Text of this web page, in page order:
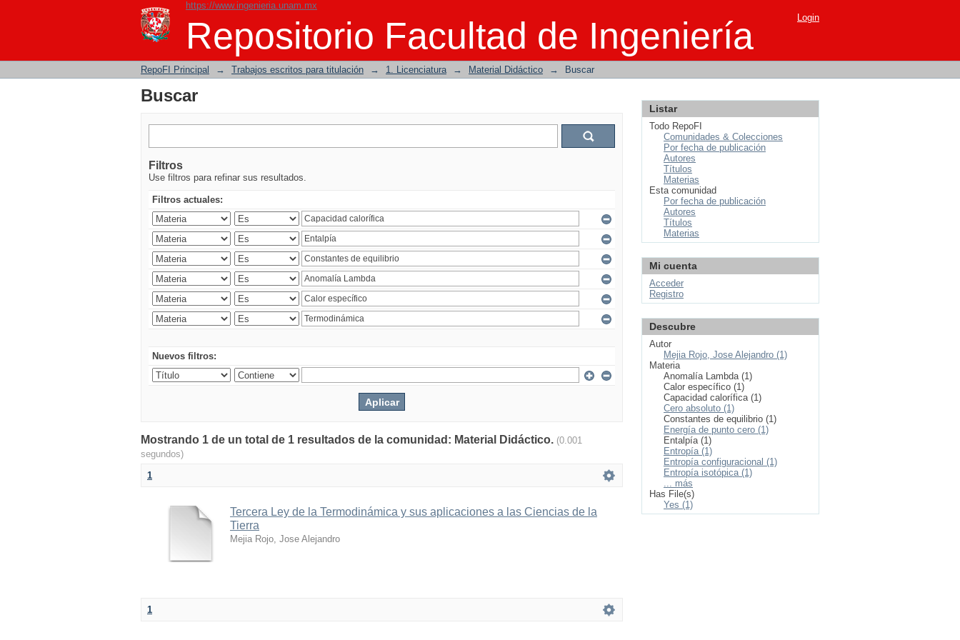
https://www.ingenieria.unam.mx
Repositorio Facultad de Ingeniería
Buscar Login
RepoFI Principal → Trabajos escritos para titulación → 1. Licenciatura → Material Didáctico → Buscar
Buscar
Filtros
Use filtros para refinar sus resultados.
Filtros actuales:
Nuevos filtros:
Mostrando 1 de un total de 1 resultados de la comunidad: Material Didáctico. (0.001
segundos)
1
Tercera Ley de la Termodinámica y sus aplicaciones a las Ciencias de la
Tierra
Mejia Rojo, Jose Alejandro
1
Listar
Todo RepoFI
Comunidades & Colecciones
Por fecha de publicación
Autores
Títulos
Materias
Esta comunidad
Por fecha de publicación
Autores
Títulos
Materias
Mi cuenta
Acceder
Registro
Descubre
Autor
Mejia Rojo, Jose Alejandro (1)
Materia
Anomalía Lambda (1)
Calor específico (1)
Capacidad calorífica (1)
Cero absoluto (1)
Constantes de equilibrio (1)
Energía de punto cero (1)
Entalpía (1)
Entropía (1)
Entropía configuracional (1)
Entropía isotópica (1)
... más
Has File(s)
Yes (1)